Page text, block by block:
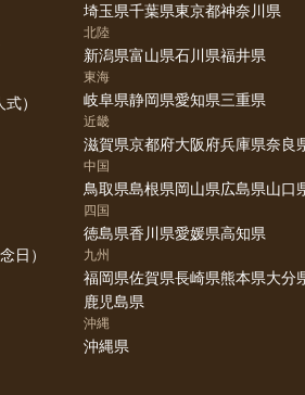
）
日）
埼玉県千葉県東京都神奈川県
北陸
新潟県富山県石川県福井県
東海
岐阜県静岡県愛知県三重県
近畿
滋賀県京都府大阪府兵庫県奈良
中国
鳥取県島根県岡山県広島県山口
四国
徳島県香川県愛媛県高知県
九州
福岡県佐賀県長崎県熊本県大分
鹿児島県
沖縄
沖縄県